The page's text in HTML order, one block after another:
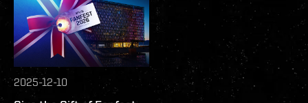
2025-12-10